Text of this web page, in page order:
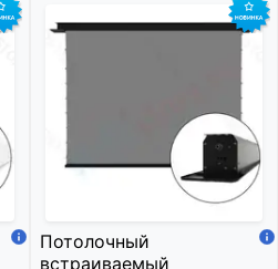
Потолочный
встраиваемый